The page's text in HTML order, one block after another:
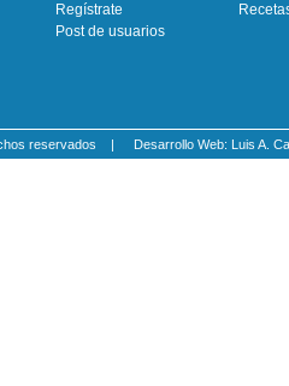
Regístrate
Post de usuarios
reservados | Desarrollo Web: Luis